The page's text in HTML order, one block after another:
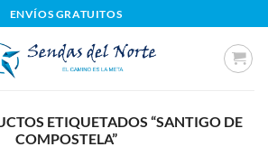
ENVÍOS GRATUITOS
ETIQUETADOS “SANTIGO DE
COMPOSTELA”